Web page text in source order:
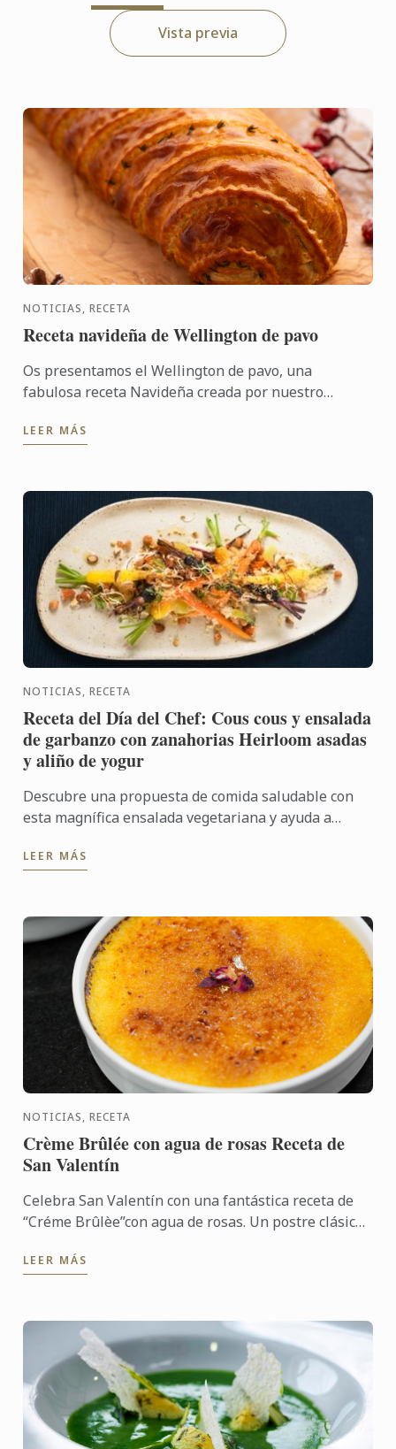
Vista previa
NOTICIAS, RECETA
Receta navideña de Wellington de pavo
Os presentamos el Wellington de pavo, una
fabulosa receta Navideña creada por nuestro
el Chef Karl O´Dell. ...
LEER MÁS
NOTICIAS, RECETA
Receta del Día del Chef: Cous cous y ensalada
de garbanzo con zanahorias Heirloom asadas
y aliño de yogur
Descubre una propuesta de comida saludable con
esta magnífica ensalada vegetariana y ayuda a
través de una ...
LEER MÁS
NOTICIAS, RECETA
Crème Brûlée con agua de rosas Receta de
San Valentín
Celebra San Valentín con una fantástica receta de
“Créme Brûlèe”con agua de rosas. Un postre clásico
tu pareja ...
LEER MÁS